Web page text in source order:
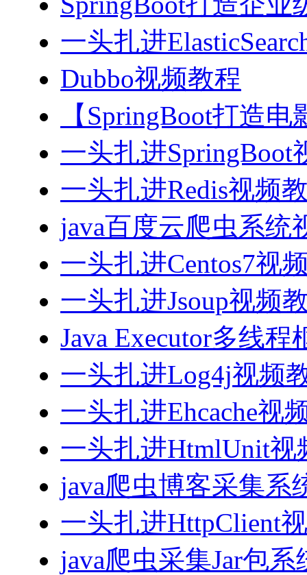
一头扎进
Dubbo视频教程
【SpringBoot打造
一头扎进SpringBoot
一头扎进Redis视频
java百度云爬虫系统
一头扎进Centos7视
一头扎进Jsoup视频
Java Executor多线
一头扎进Log4j视频
一头扎进Ehcache视
一头扎进HtmlUnit视
java爬虫博客采集系
一头扎进HttpClient
java爬虫采集Jar包